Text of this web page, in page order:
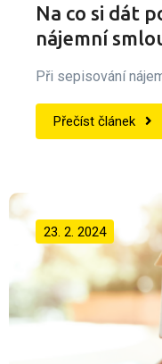
Na co si dát
nájemní
Při sepisování
Přečíst článek
23. 2. 2024